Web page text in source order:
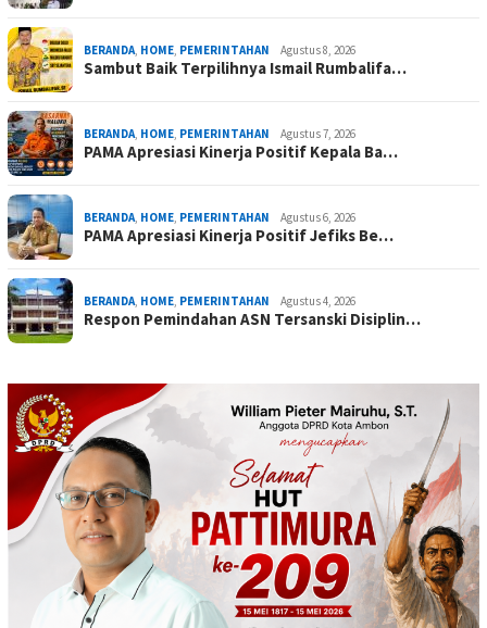
BERANDA, HOME, PEMERINTAHAN Agustus 8, 2026
Sambut Baik Terpilihnya Ismail Rumbalifa…
BERANDA, HOME, PEMERINTAHAN Agustus 7, 2026
PAMA Apresiasi Kinerja Positif Kepala Ba…
BERANDA, HOME, PEMERINTAHAN Agustus 6, 2026
PAMA Apresiasi Kinerja Positif Jefiks Be…
BERANDA, HOME, PEMERINTAHAN Agustus 4, 2026
Respon Pemindahan ASN Tersanski Disiplin…